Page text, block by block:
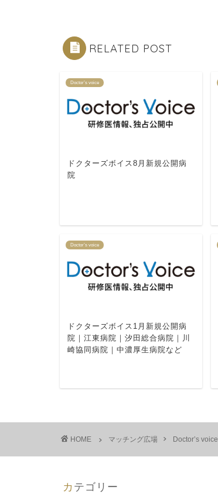
RELATED POST
Doctor’s voice
ドクターズボイス8月新規公開病
院
Doctor’s voice
ドクターズボイス1月新規公開病
院｜江東病院｜汐田総合病院｜川
崎協同病院｜中濃厚生病院など
HOME マッチング広場 Doctor’s voice
カテゴリー